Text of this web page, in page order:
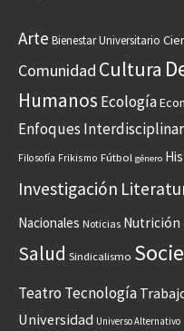
Arte Bienestar Universitario
Comunidad Cultura
Humanos Ecología
Enfoques
Filosofía Frikismo Fútbol género
Investigación
Nacionales Noticias Nutrición
Salud Sindicalismo
Teatro Tecnología
Universidad Universo Alternativo